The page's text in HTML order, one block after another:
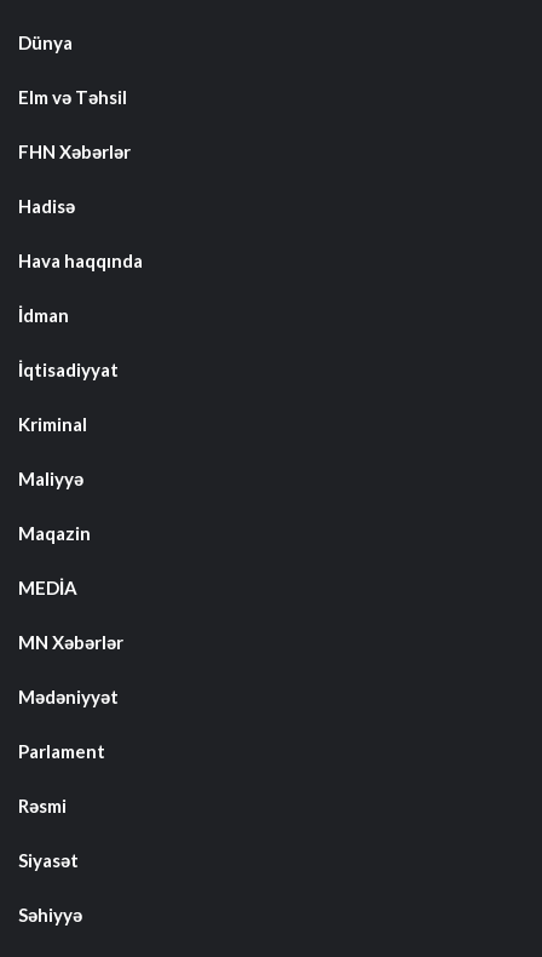
Dünya
Elm və Təhsil
FHN Xəbərlər
Hadisə
Hava haqqında
İdman
İqtisadiyyat
Kriminal
Maliyyə
Maqazin
MEDİA
MN Xəbərlər
Mədəniyyət
Parlament
Rəsmi
Siyasət
Səhiyyə